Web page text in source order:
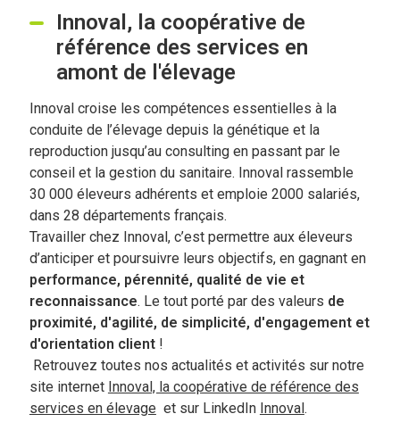
Innoval, la coopérative de
référence des services en
amont de l'élevage
Innoval croise les compétences essentielles à la
conduite de l’élevage depuis la génétique et la
reproduction jusqu’au consulting en passant par le
conseil et la gestion du sanitaire. Innoval rassemble
30 000 éleveurs adhérents et emploie 2000 salariés,
dans 28 départements français.
Travailler chez Innoval, c’est permettre aux éleveurs
d’anticiper et poursuivre leurs objectifs, en gagnant en
performance, pérennité, qualité de vie et
reconnaissance. Le tout porté par des valeurs de
proximité, d'agilité, de simplicité, d'engagement et
d'orientation client!
Retrouvez toutes nos actualités et activités sur notre
site internet Innoval, la coopérative de référence des
services en élevage et sur LinkedIn Innoval.